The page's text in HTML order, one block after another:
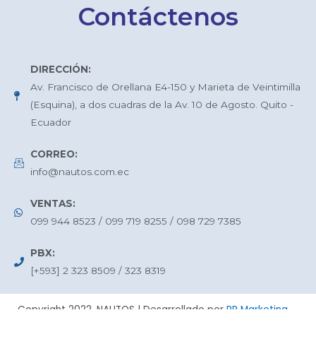
Contáctenos
DIRECCIÓN:
Av. Francisco de Orellana E4-150 y Marieta de Veintimilla
(Esquina), a dos cuadras de la Av. 10 de Agosto. Quito -
Ecuador
CORREO:
info@nautos.com.ec
VENTAS:
099 944 8523 / 099 719 8255 / 098 729 7385
PBX:
[+593] 2 323 8509 / 323 8319
Copyright 2022, NAUTOS | Desarrollado por RR Marketing